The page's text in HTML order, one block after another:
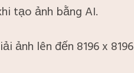
tạo ảnh bằng AI.
ảnh lên đến 8196 x